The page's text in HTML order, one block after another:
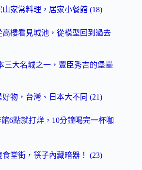
山家常料理，居家小餐館 (18)
高樓看見城池，從模型回到過去
三大名城之一，豐臣秀吉的堡壘
好物，台灣、日本大不同 (21)
館6點就打烊，10分鐘喝完一杯咖
食堂街，筷子內藏暗器！ (23)